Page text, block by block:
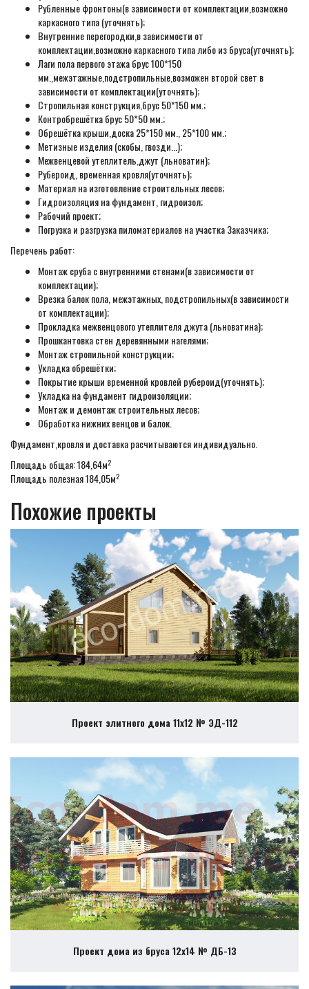
Рубленные фронтоны(в зависимости от комплектации,возможно
каркасного типа (уточнять);
Внутренние перегородки,в зависимости от
комплектации,возможно каркасного типа либо из бруса(уточнять);
Лаги пола первого этажа брус 100*150
мм.,межэтажные,подстропильные,возможен второй свет в
зависимости от комплектации(уточнять);
Стропильная конструкция,брус 50*150 мм.;
Контробрешётка брус 50*50 мм.;
Обрешётка крыши,доска 25*150 мм., 25*100 мм.;
Метизные изделия (скобы, гвозди...);
Межвенцевой утеплитель,джут (льноватин);
Рубероид, временная кровля(уточнять);
Материал на изготовление строительных лесов;
Гидроизоляция на фундамент, гидроизол;
Рабочий проект;
Погрузка и разгрузка пиломатериалов на участка Заказчика;
Перечень работ:
Монтаж сруба с внутренними стенами(в зависимости от
комплектации);
Врезка балок пола, межэтажных, подстропильных(в зависимости
от комплектации);
Прокладка межвенцового утеплителя джута (льноватина);
Прошкантовка стен деревянными нагелями;
Монтаж стропильной конструкции;
Укладка обрешётки;
Покрытие крыши временной кровлей рубероид(уточнять);
Укладка на фундамент гидроизоляции;
Монтаж и демонтаж строительных лесов;
Обработка нижних венцов и балок.
Фундамент,кровля и доставка расчитываются индивидуально.
Площадь общая: 184,64м2
Площадь полезная 184,05м2
Похожие проекты
Проект элитного дома 11х12 № ЭД-112
Проект дома из бруса 12х14 № ДБ-13